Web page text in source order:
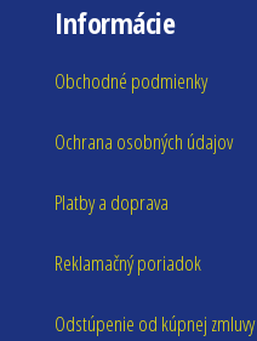
Informácie
Obchodné podmienky
Ochrana osobných údajov
Platby a doprava
Reklamačný poriadok
Odstúpenie od kúpnej zmluvy